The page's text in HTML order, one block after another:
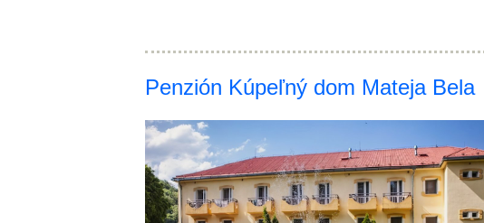
Penzión Kúpeľný dom Mateja Bela